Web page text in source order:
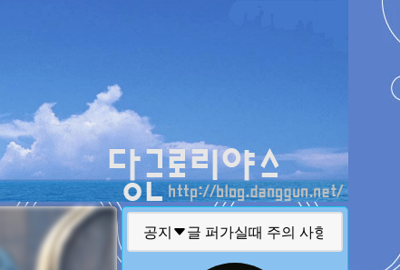
공지 글 퍼가실때 주의 사항